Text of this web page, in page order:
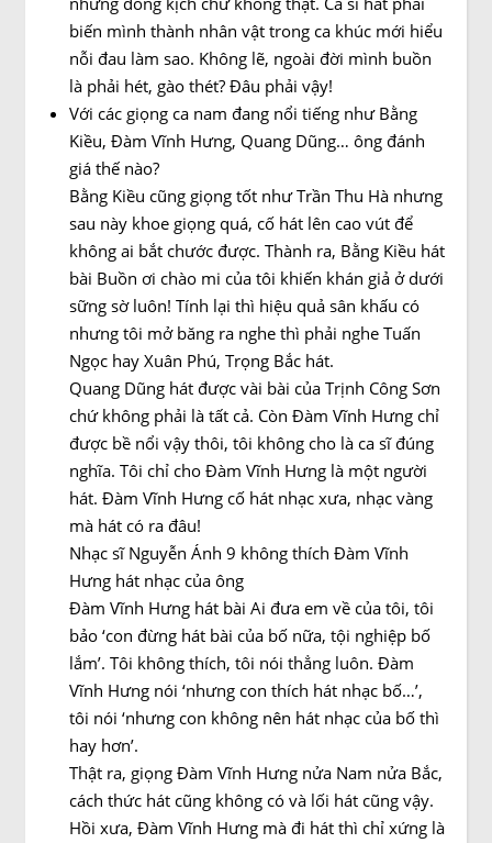
biến mình thành nhân vật trong ca khúc mới hiểu
nỗi đau làm sao. Không lẽ, ngoài đời mình buồn
là phải hét, gào thét? Đâu phải vậy!
Với các giọng ca nam đang nổi tiếng như Bằng
Kiều, Đàm Vĩnh Hưng, Quang Dũng… ông đánh
giá thế nào?
Bằng Kiều cũng giọng tốt như Trần Thu Hà nhưng
sau này khoe giọng quá, cố hát lên cao vút để
không ai bắt chước được. Thành ra, Bằng Kiều hát
bài Buồn ơi chào mi của tôi khiến khán giả ở dưới
sững sờ luôn! Tính lại thì hiệu quả sân khấu có
nhưng tôi mở băng ra nghe thì phải nghe Tuấn
Ngọc hay Xuân Phú, Trọng Bắc hát.
Quang Dũng hát được vài bài của Trịnh Công Sơn
chứ không phải là tất cả. Còn Đàm Vĩnh Hưng chỉ
được bề nổi vậy thôi, tôi không cho là ca sĩ đúng
nghĩa. Tôi chỉ cho Đàm Vĩnh Hưng là một người
hát. Đàm Vĩnh Hưng cố hát nhạc xưa, nhạc vàng
mà hát có ra đâu!
Nhạc sĩ Nguyễn Ánh 9 không thích Đàm Vĩnh
Hưng hát nhạc của ông
Đàm Vĩnh Hưng hát bài Ai đưa em về của tôi, tôi
bảo ‘con đừng hát bài của bố nữa, tội nghiệp bố
lắm’. Tôi không thích, tôi nói thẳng luôn. Đàm
Vĩnh Hưng nói ‘nhưng con thích hát nhạc bố…’,
tôi nói ‘nhưng con không nên hát nhạc của bố thì
hay hơn’.
Thật ra, giọng Đàm Vĩnh Hưng nửa Nam nửa Bắc,
cách thức hát cũng không có và lối hát cũng vậy.
Hồi xưa, Đàm Vĩnh Hưng mà đi hát thì chỉ xứng là